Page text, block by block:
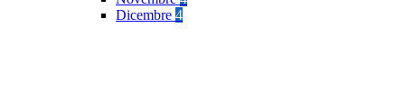
Dicembre 4